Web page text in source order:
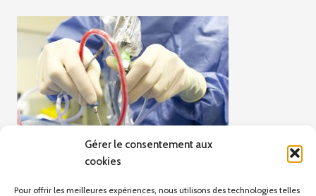
Gérer le consentement aux
cookies
Pour offrir les meilleures expériences, nous utilisons des technologies telles